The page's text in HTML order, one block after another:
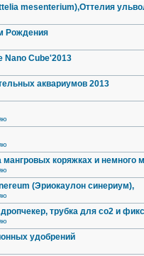
mesenterium),Оттелия
Рождения
Nano Cube'2013
аквариумов 2013
мангровых коряжках и немного
(Эриокаулон синериум),
трубка для co2 и
удобрений